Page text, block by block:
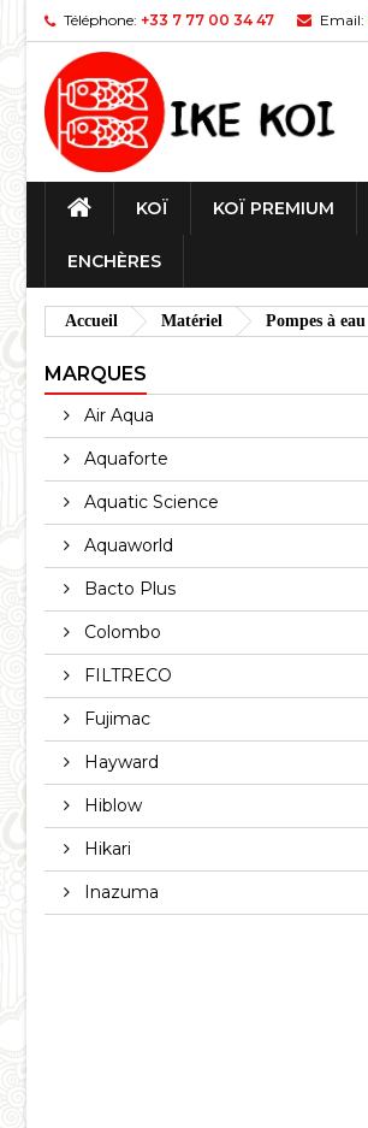
Téléphone: +33 7 77 00 34 47 Email:
KOÏ KOÏ PREMIUM
ENCHÈRES
Accueil Matériel Pompes à eau
MARQUES
Air Aqua
Aquaforte
Aquatic Science
Aquaworld
Bacto Plus
Colombo
FILTRECO
Fujimac
Hayward
Hiblow
Hikari
Inazuma